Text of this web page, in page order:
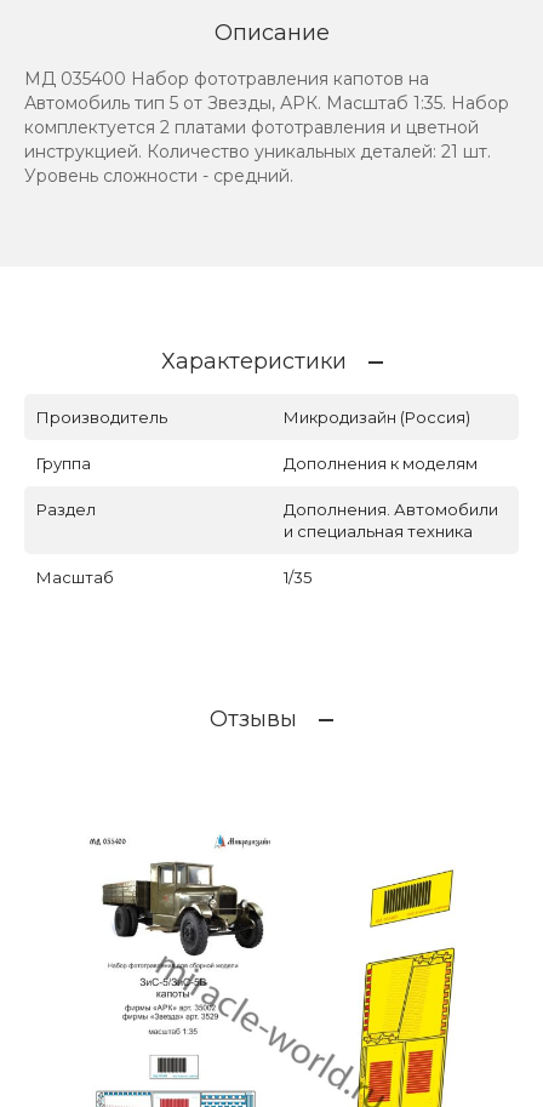
Описание
МД 035400 Набор фототравления капотов на
Автомобиль тип 5 от Звезды, АРК. Масштаб 1:35. Набор
комплектуется 2 платами фототравления и цветной
инструкцией. Количество уникальных деталей: 21 шт.
Уровень сложности - средний.
Характеристики
Производитель Микродизайн (Россия)
Группа Дополнения к моделям
Раздел
Дополнения. Автомобили
и специальная техника
Масштаб 1/35
Отзывы